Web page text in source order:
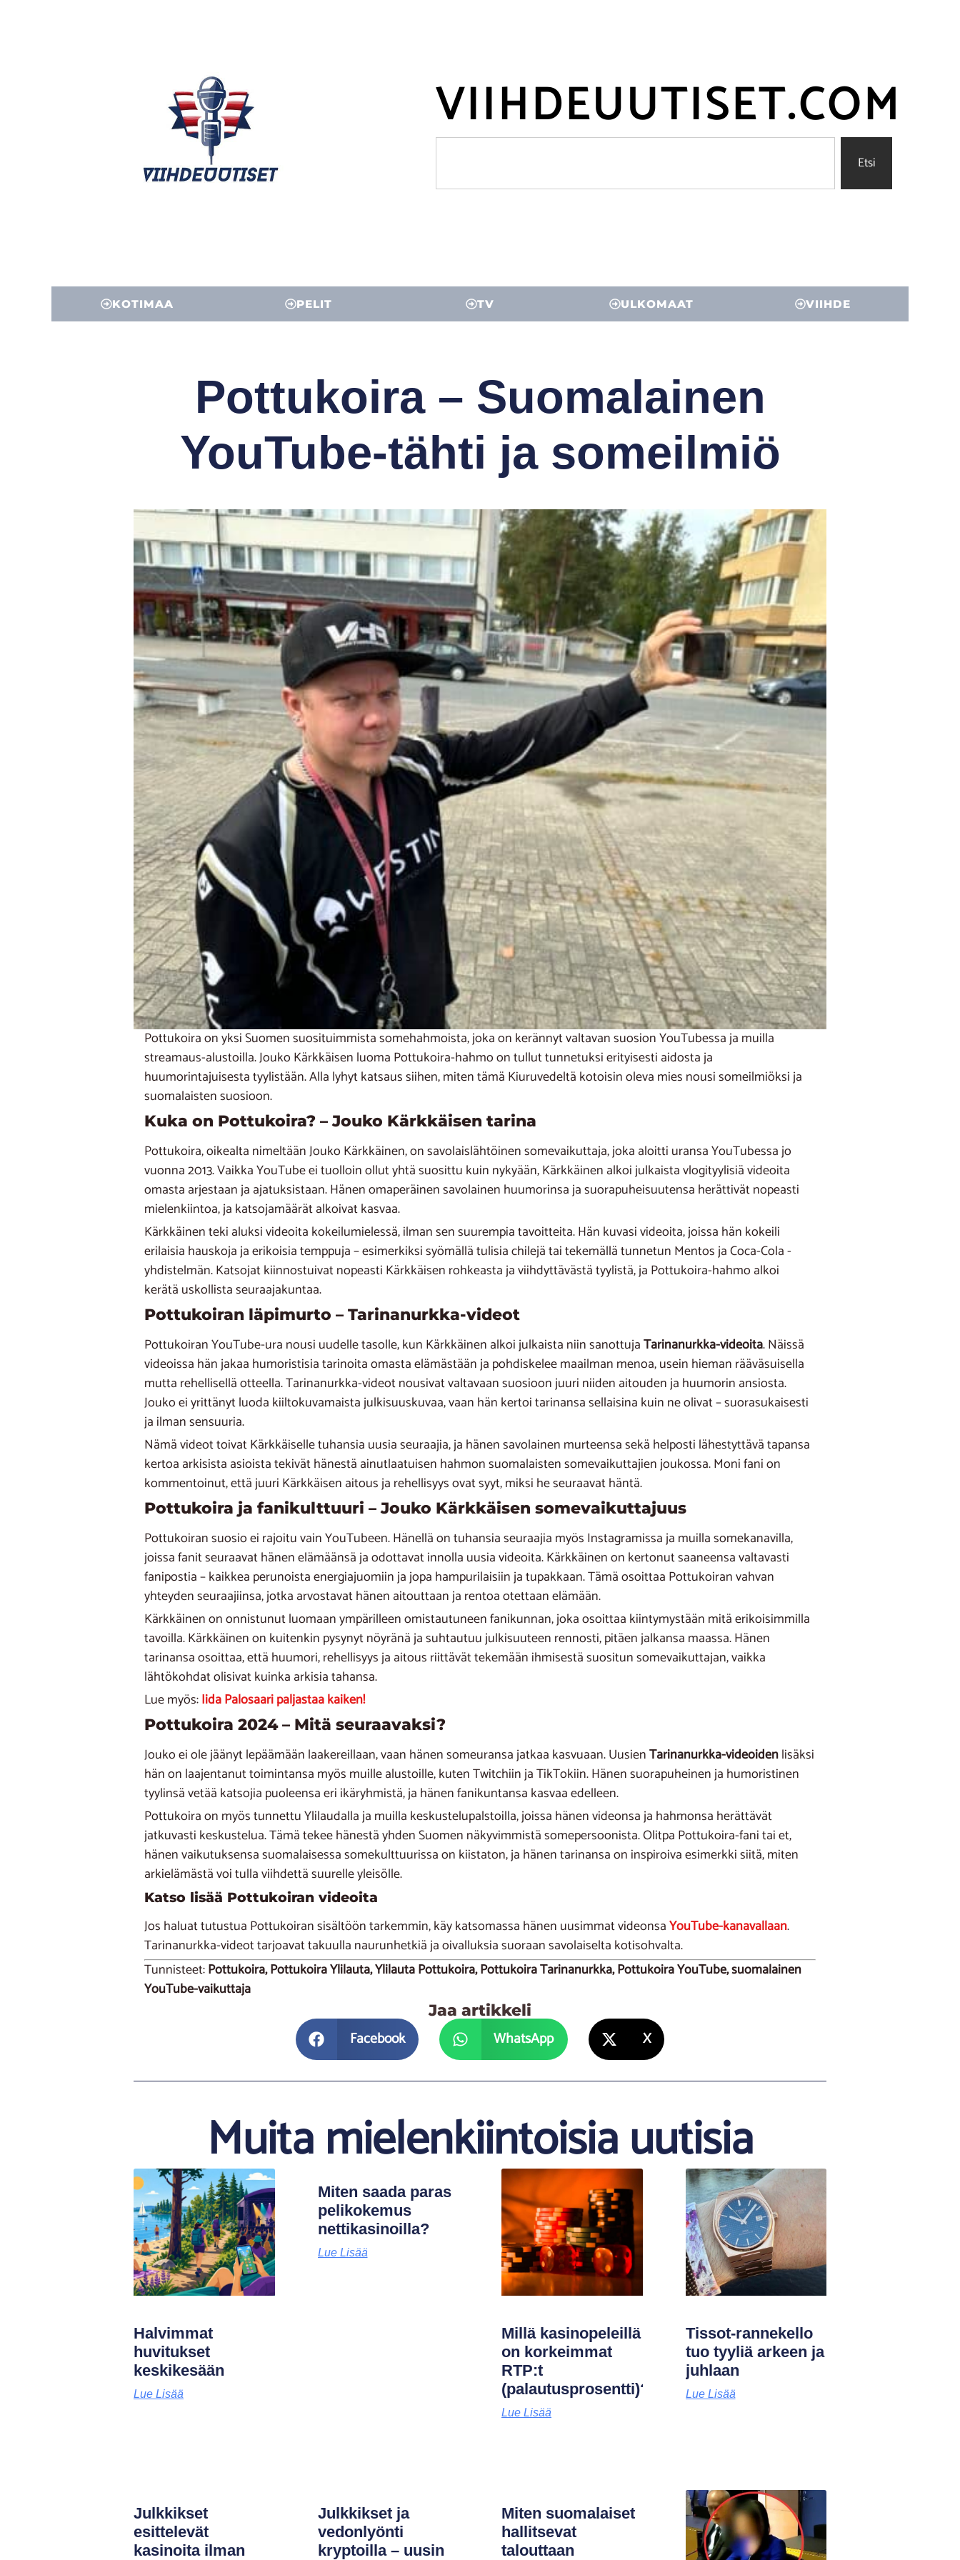
VIIHDEUUTISET.COM
Etsi
KOTIMAA PELIT TV ULKOMAAT VIIHDE
Pottukoira – Suomalainen
YouTube-tähti ja someilmiö
Pottukoira on yksi Suomen suosituimmista somehahmoista, joka on kerännyt valtavan suosion YouTubessa ja muilla
streamaus-alustoilla. Jouko Kärkkäisen luoma Pottukoira-hahmo on tullut tunnetuksi erityisesti aidosta ja
huumorintajuisesta tyylistään. Alla lyhyt katsaus siihen, miten tämä Kiuruvedeltä kotoisin oleva mies nousi someilmiöksi ja
suomalaisten suosioon.
Kuka on Pottukoira? – Jouko Kärkkäisen tarina
Pottukoira, oikealta nimeltään Jouko Kärkkäinen, on savolaislähtöinen somevaikuttaja, joka aloitti uransa YouTubessa jo
vuonna 2013. Vaikka YouTube ei tuolloin ollut yhtä suosittu kuin nykyään, Kärkkäinen alkoi julkaista vlogityylisiä videoita
omasta arjestaan ja ajatuksistaan. Hänen omaperäinen savolainen huumorinsa ja suorapuheisuutensa herättivät nopeasti
mielenkiintoa, ja katsojamäärät alkoivat kasvaa.
Kärkkäinen teki aluksi videoita kokeilumielessä, ilman sen suurempia tavoitteita. Hän kuvasi videoita, joissa hän kokeili
erilaisia hauskoja ja erikoisia temppuja – esimerkiksi syömällä tulisia chilejä tai tekemällä tunnetun Mentos ja Coca-Cola -
yhdistelmän. Katsojat kiinnostuivat nopeasti Kärkkäisen rohkeasta ja viihdyttävästä tyylistä, ja Pottukoira-hahmo alkoi
kerätä uskollista seuraajakuntaa.
Pottukoiran läpimurto – Tarinanurkka-videot
Pottukoiran YouTube-ura nousi uudelle tasolle, kun Kärkkäinen alkoi julkaista niin sanottujaTarinanurkka-videoita. Näissä
videoissa hän jakaa humoristisia tarinoita omasta elämästään ja pohdiskelee maailman menoa, usein hieman rääväsuisella
mutta rehellisellä otteella. Tarinanurkka-videot nousivat valtavaan suosioon juuri niiden aitouden ja huumorin ansiosta.
Jouko ei yrittänyt luoda kiiltokuvamaista julkisuuskuvaa, vaan hän kertoi tarinansa sellaisina kuin ne olivat – suorasukaisesti
ja ilman sensuuria.
Nämä videot toivat Kärkkäiselle tuhansia uusia seuraajia, ja hänen savolainen murteensa sekä helposti lähestyttävä tapansa
kertoa arkisista asioista tekivät hänestä ainutlaatuisen hahmon suomalaisten somevaikuttajien joukossa. Moni fani on
kommentoinut, että juuri Kärkkäisen aitous ja rehellisyys ovat syyt, miksi he seuraavat häntä.
Pottukoira ja fanikulttuuri – Jouko Kärkkäisen somevaikuttajuus
Pottukoiran suosio ei rajoitu vain YouTubeen. Hänellä on tuhansia seuraajia myös Instagramissa ja muilla somekanavilla,
joissa fanit seuraavat hänen elämäänsä ja odottavat innolla uusia videoita. Kärkkäinen on kertonut saaneensa valtavasti
fanipostia – kaikkea perunoista energiajuomiin ja jopa hampurilaisiin ja tupakkaan. Tämä osoittaa Pottukoiran vahvan
yhteyden seuraajiinsa, jotka arvostavat hänen aitouttaan ja rentoa otettaan elämään.
Kärkkäinen on onnistunut luomaan ympärilleen omistautuneen fanikunnan, joka osoittaa kiintymystään mitä erikoisimmilla
tavoilla. Kärkkäinen on kuitenkin pysynyt nöyränä ja suhtautuu julkisuuteen rennosti, pitäen jalkansa maassa. Hänen
tarinansa osoittaa, että huumori, rehellisyys ja aitous riittävät tekemään ihmisestä suositun somevaikuttajan, vaikka
lähtökohdat olisivat kuinka arkisia tahansa.
Lue myös:Iida Palosaari paljastaa kaiken!
Pottukoira 2024 – Mitä seuraavaksi?
Jouko ei ole jäänyt lepäämään laakereillaan, vaan hänen someuransa jatkaa kasvuaan. UusienTarinanurkka-videoidenlisäksi
hän on laajentanut toimintansa myös muille alustoille, kuten Twitchiin ja TikTokiin. Hänen suorapuheinen ja humoristinen
tyylinsä vetää katsojia puoleensa eri ikäryhmistä, ja hänen fanikuntansa kasvaa edelleen.
Pottukoira on myös tunnettu Ylilaudalla ja muilla keskustelupalstoilla, joissa hänen videonsa ja hahmonsa herättävät
jatkuvasti keskustelua. Tämä tekee hänestä yhden Suomen näkyvimmistä somepersoonista. Olitpa Pottukoira-fani tai et,
hänen vaikutuksensa suomalaisessa somekulttuurissa on kiistaton, ja hänen tarinansa on inspiroiva esimerkki siitä, miten
arkielämästä voi tulla viihdettä suurelle yleisölle.
Katso lisää Pottukoiran videoita
Jos haluat tutustua Pottukoiran sisältöön tarkemmin, käy katsomassa hänen uusimmat videonsaYouTube-kanavallaan.
Tarinanurkka-videot tarjoavat takuulla naurunhetkiä ja oivalluksia suoraan savolaiselta kotisohvalta.
Tunnisteet:Pottukoira, Pottukoira Ylilauta, Ylilauta Pottukoira, Pottukoira Tarinanurkka, Pottukoira YouTube, suomalainen
YouTube-vaikuttaja
Jaa artikkeli
Facebook WhatsApp X
Muita mielenkiintoisia uutisia
Halvimmat
huvitukset
keskikesään
Lue Lisää
Miten saada paras
pelikokemus
nettikasinoilla?
Lue Lisää
Millä kasinopeleillä
on korkeimmat
RTP:t
(palautusprosentti)?
Lue Lisää
Tissot-rannekello
tuo tyyliä arkeen ja
juhlaan
Lue Lisää
Julkkikset
esittelevät
kasinoita ilman
Julkkikset ja
vedonlyönti
kryptoilla – uusin
Miten suomalaiset
hallitsevat
talouttaan